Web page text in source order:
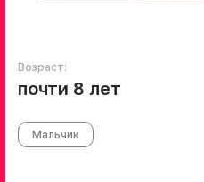
Возраст:
почти 8 лет
Мальчик